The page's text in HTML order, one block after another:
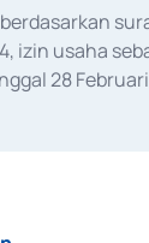
izin usaha
28